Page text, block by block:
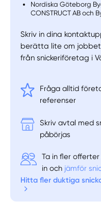
Nordiska Göteborg
CONSTRUCT AB och
Skriv in dina
berätta lite om
från snickeriföretag i
Fråga alltid
referenser
Skriv avtal med
påbörjas
Ta in fler
in och jämför
Hitta fler duktiga